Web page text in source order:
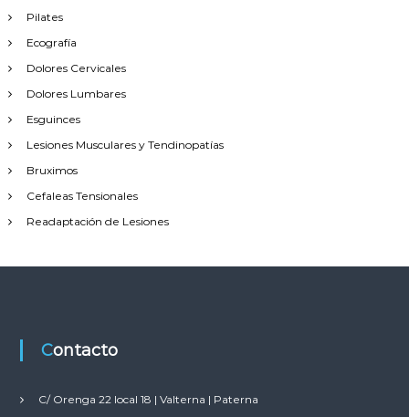
Pilates
Ecografía
Dolores Cervicales
Dolores Lumbares
Esguinces
Lesiones Musculares y Tendinopatías
Bruximos
Cefaleas Tensionales
Readaptación de Lesiones
Contacto
C/ Orenga 22 local 18 | Valterna | Paterna